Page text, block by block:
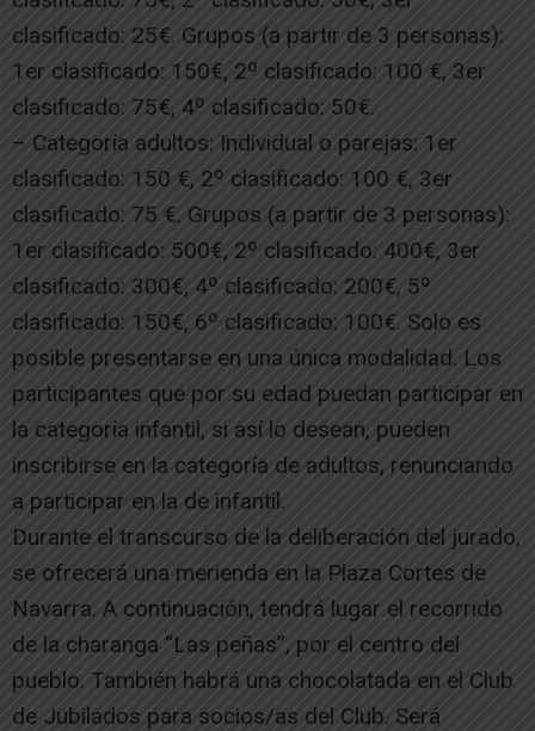
clasificado: 25€. Grupos (a partir de 3 personas):
1er clasificado: 150€, 2º clasificado: 100 €, 3er
clasificado: 75€, 4º clasificado: 50€.
– Categoría adultos: Individual o parejas: 1er
clasificado: 150 €, 2º clasificado: 100 €, 3er
clasificado: 75 €. Grupos (a partir de 3 personas):
1er clasificado: 500€, 2º clasificado: 400€, 3er
clasificado: 300€, 4º clasificado: 200€, 5º
clasificado: 150€, 6º clasificado: 100€. Solo es
posible presentarse en una única modalidad. Los
participantes que por su edad puedan participar en
la categoría infantil, si así lo desean, pueden
inscribirse en la categoría de adultos, renunciando
a participar en la de infantil.
Durante el transcurso de la deliberación del jurado,
se ofrecerá una merienda en la Plaza Cortes de
Navarra. A continuación, tendrá lugar el recorrido
de la charanga “Las peñas”, por el centro del
pueblo. También habrá una chocolatada en el Club
de Jubilados para socios/as del Club. Será